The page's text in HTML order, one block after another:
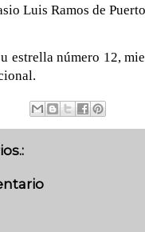
Luis Ramos de
estrella número 12,